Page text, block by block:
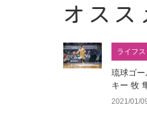
オスス
ライフ
琉球ゴ
キー 牧
2021/01/